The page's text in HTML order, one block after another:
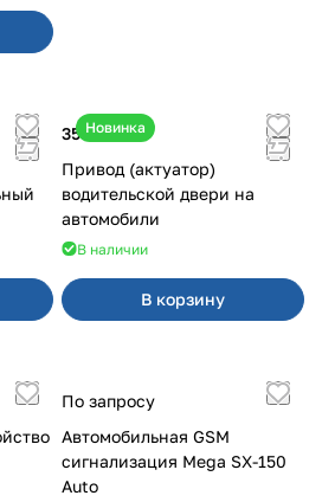
Новинка
350 ₽
Привод (актуатор)
водительской двери на
автомобили
В наличии
В корзину
По запросу
Автомобильная GSM
сигнализация Mega SX-150
Auto